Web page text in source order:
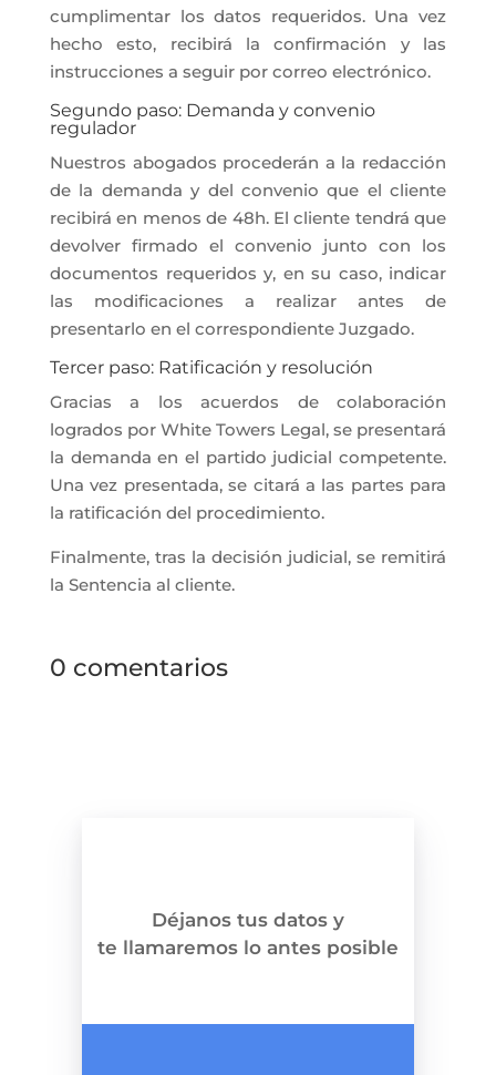
cumplimentar los datos requeridos. Una vez
hecho esto, recibirá la confirmación y las
instrucciones a seguir por correo electrónico.
Segundo paso: Demanda y convenio
regulador
Nuestros abogados procederán a la redacción
de la demanda y del convenio que el cliente
recibirá en menos de 48h. El cliente tendrá que
devolver firmado el convenio junto con los
documentos requeridos y, en su caso, indicar
las modificaciones a realizar antes de
presentarlo en el correspondiente Juzgado.
Tercer paso: Ratificación y resolución
Gracias a los acuerdos de colaboración
logrados por White Towers Legal, se presentará
la demanda en el partido judicial competente.
Una vez presentada, se citará a las partes para
la ratificación del procedimiento.
Finalmente, tras la decisión judicial, se remitirá
la Sentencia al cliente.
0 comentarios
Déjanos tus datos y
te llamaremos lo antes posible